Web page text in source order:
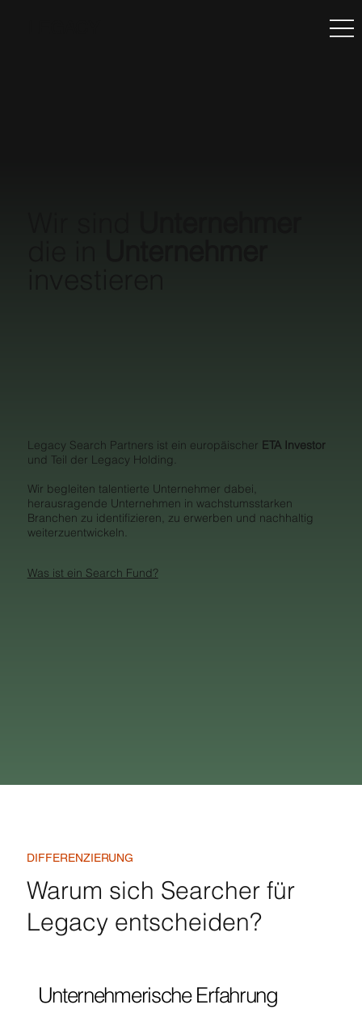
Legacy Search Partners ist ein europäischer ETAInvestor
und Teil der Legacy Holding.
Wir begleiten talentierte Unternehmer dabei,
herausragende Unternehmen in wachstumsstarken
Branchen zu identifizieren, zu erwerben und nachhaltig
weiterzuentwickeln.
Was ist ein Search Fund?
Unternehmerische Erfahrung
DIFFERENZIERUNG
Warum sich Searcher für
Legacy entscheiden?